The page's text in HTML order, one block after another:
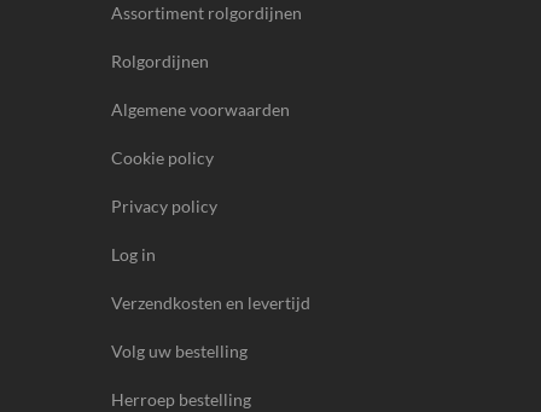
Assortiment rolgordijnen
Rolgordijnen
Algemene voorwaarden
Cookie policy
Privacy policy
Log in
Verzendkosten en levertijd
Volg uw bestelling
Herroep bestelling